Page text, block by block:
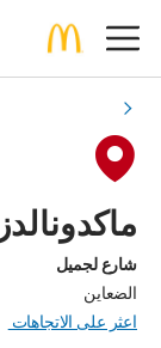
شارع لجميل
الضعاين
اعثر على الاتجاهات